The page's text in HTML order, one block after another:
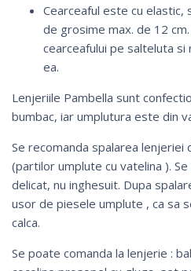
Cearceaful este cu
de grosime max. de 12
cearceafului pe salteluta
ea.
Lenjeriile Pambella sunt
bumbac, iar umplutura este din
Se recomanda spalarea lenjeriei
(partilor umplute cu vatelina ).
delicat, nu inghesuit. Dupa
usor de piesele umplute , ca sa
calca.
Se poate comanda la lenjerie :